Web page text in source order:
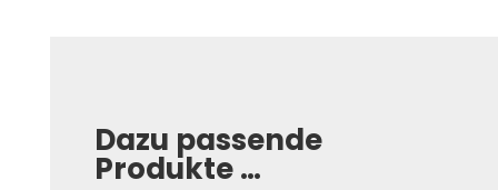
Dazu passende
Produkte …